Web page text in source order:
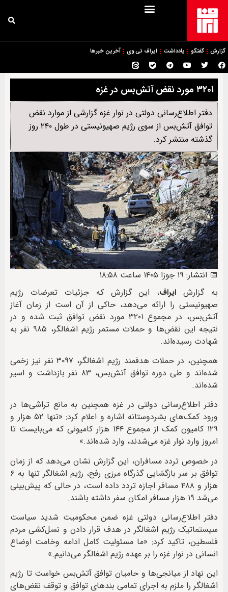
گزارش گفتگو یادداشت ایراف تی وی آخرین خبرها
۳۲۰۱ مورد نقض آتش‌بس در غزه
دفتر اطلاع‌رسانی دولتی در نوار غزه گزارشی از موارد نقض
توافق آتش‌بس از سوی رژیم صهیونیستی در طول ۲۴۰ روز
گذشته منتشر کرد.
📅 انتشار: ۱۹ جوزا ۱۴۰۵ ساعت ۱۸:۵۸
به گزارش ایراف، این گزارش که جزئیات تعرضات رژیم
صهیونیستی را ارائه می‌دهد، حاکی از آن است از زمان آغاز
آتش‌بس، در مجموع ۳۲۰۱ مورد نقض توافق ثبت شده و در
نتیجه این نقض‌ها و حملات مستمر رژیم اشغالگر، ۹۸۵ نفر به
شهادت رسیده‌اند.
همچنین، در حملات هدفمند رژیم اشغالگر، ۳۰۹۷ نفر نیز زخمی
شده‌اند و طی دوره توافق آتش‌بس، ۸۳ نفر بازداشت و اسیر
شده‌اند.
دفتر اطلاع‌رسانی دولتی در غزه همچنین به مانع تراشی‌ها در
ورود کمک‌های بشردوستانه اشاره و اعلام کرد: «تنها ۵۲ هزار و
۱۲۹ کامیون کمک از مجموع ۱۴۴ هزار کامیونی که می‌بایست تا
امروز وارد نوار غزه می‌شدند، وارد شده‌اند.»
در خصوص تردد مسافران، این گزارش نشان می‌دهد که از زمان
توافق بر سر بازگشایی گذرگاه مرزی رفح، رژیم اشغالگر تنها به ۶
هزار و ۴۸۸ مسافر اجازه تردد داده است، در حالی که پیش‌بینی
می‌شد ۱۹ هزار مسافر امکان سفر داشته باشند.
دفتر اطلاع‌رسانی دولتی غزه ضمن محکومیت شدید سیاست
سیستماتیک رژیم اشغالگر در هدف قرار دادن و نسل‌کشی مردم
فلسطین، تاکید کرد: «ما مسئولیت کامل ادامه وخامت اوضاع
انسانی در نوار غزه را بر عهده رژیم اشغالگر می‌دانیم.»
این نهاد از میانجی‌ها و حامیان توافق آتش‌بس خواست تا رژیم
اشغالگر را ملزم به اجرای تمامی بندهای توافق و توقف نقض‌های